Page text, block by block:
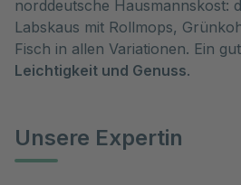
norddeutsche Hausmannskost:
Labskaus mit Rollmops,
Fisch in allen Variationen. Ein
Leichtigkeit und Genuss.
Unsere Expertin